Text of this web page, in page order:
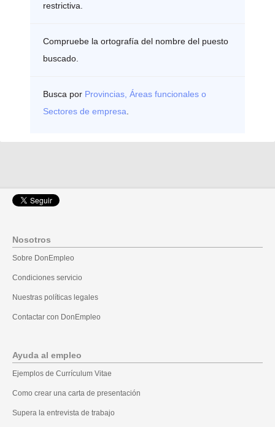
restrictiva.
Compruebe la ortografía del nombre del puesto
buscado.
Busca por Provincias, Áreas funcionales o
Sectores de empresa
Nosotros
Sobre DonEmpleo
Condiciones servicio
Nuestras políticas legales
Contactar con DonEmpleo
Ayuda al empleo
Ejemplos de Currículum Vitae
Como crear una carta de presentación
Supera la entrevista de trabajo